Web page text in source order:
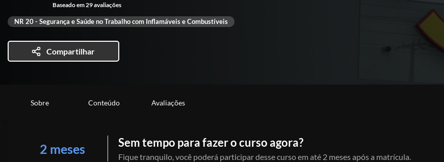
Baseado em 29 avaliações
NR 20 - Segurança e Saúde no Trabalho com Inflamáveis e Combustíveis
Compartilhar
Sobre Conteúdo Avaliações
2 meses Sem tempo para fazer o curso agora?
Fique tranquilo, você poderá participar desse curso em até 2 meses após a matrícula.